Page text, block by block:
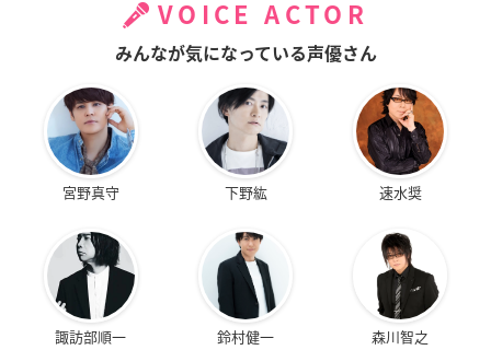
VOICE ACTOR
みんなが気になっている声優さん
宮野真守 下野紘 速水奨
諏訪部順一 鈴村健一 森川智之